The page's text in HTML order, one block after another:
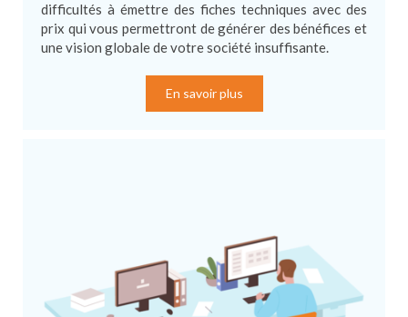
difficultés à émettre des fiches techniques avec des
prix qui vous permettront de générer des bénéfices et
une vision globale de votre société insuffisante.
En savoir plus